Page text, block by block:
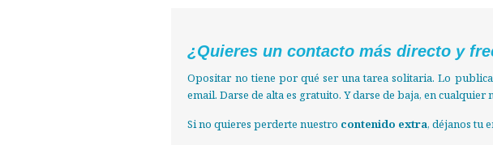
¿Quieres un contacto más directo y
Opositar no tiene por qué ser una tarea solitaria. Lo
email. Darse de alta es gratuito. Y darse de baja, en
Si no quieres perderte nuestro contenido extra, déjanos tu